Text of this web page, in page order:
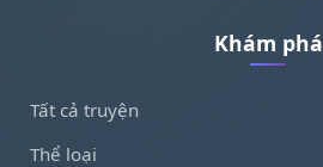
Khám phá
Tất cả truyện
Thể loại